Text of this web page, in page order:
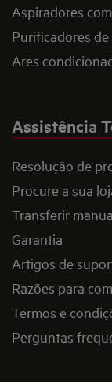
Aspiradores
Purificadores de
Ares
Assistência
Resolução de
Procure a sua
Transferir
Garantia
Artigos de
Razões para
Termos e
Perguntas